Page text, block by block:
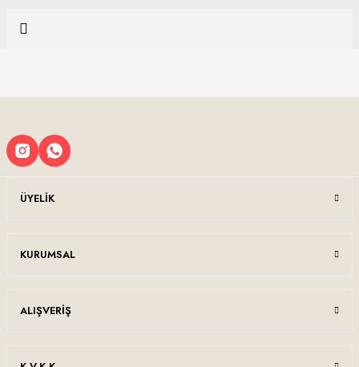
yetersiz gördüğünüz noktaları öneri formunu kullanarak tarafımıza
iletebilirsiniz.
Ürün resmi kalitesiz, bozuk veya görüntülenemiyor.
Ürün bilgilerinde hatalar bulunuyor.
Ürün fiyatı diğer sitelerden daha pahalı.
Bu ürüne benzer farklı alternatifler olmalı.
ÜYELIK
KURUMSAL
ALIŞVERIŞ